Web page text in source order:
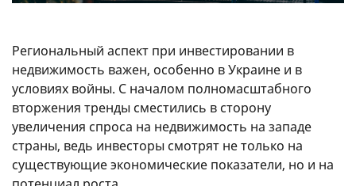
Региональный аспект при инвестировании в
недвижимость важен, особенно в Украине и в
условиях войны. С началом полномасштабного
вторжения тренды сместились в сторону
увеличения спроса на недвижимость на западе
страны, ведь инвесторы смотрят не только на
существующие экономические показатели, но и на